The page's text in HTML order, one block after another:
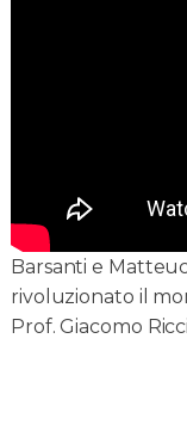
Barsanti e
rivoluzionato il
Prof. Giacomo Ricci